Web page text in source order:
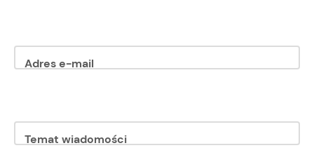
Adres e-mail
Temat wiadomości